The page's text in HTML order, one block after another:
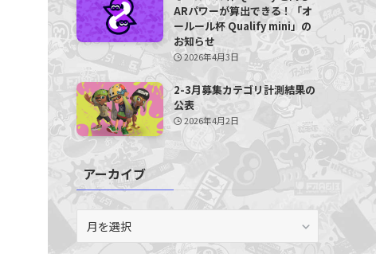
ARパワーが算出できる！「オ
ールール杯 Qualify mini」の
お知らせ
2026年4月3日
2-3月募集カテゴリ計測結果の
公表
2026年4月2日
アーカイブ
ー